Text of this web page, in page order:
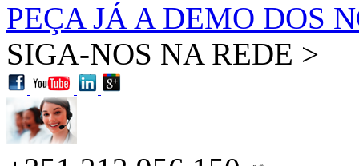
PEÇA JÁ A DEMO DOS
SIGA-NOS NA REDE >